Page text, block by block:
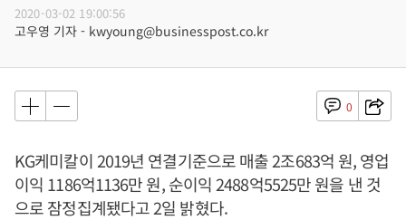
2020-03-02 19:00:56
고우영 기자 - kwyoung@businesspost.co.kr
0
KG케미칼이 2019년 연결기준으로 매출 2조683억 원, 영업
이익 1186억1136만 원, 순이익 2488억5525만 원을 낸 것
으로 잠정집계됐다고 2일 밝혔다.